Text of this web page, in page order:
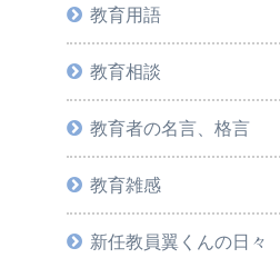
教育用語
教育相談
教育者の名言、格言
教育雑感
新任教員翼くんの日々